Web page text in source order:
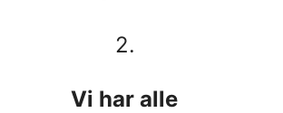
2.
Vi har alle